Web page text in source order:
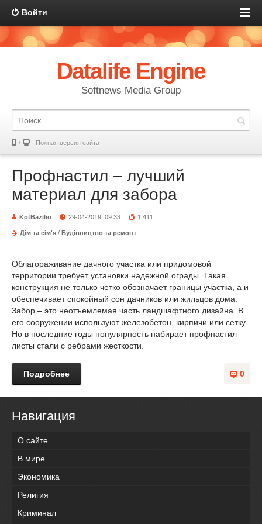
Войти
Datalife Engine
Softnews Media Group
Полная версия сайта
Профнастил – лучший
материал для забора
KotBazilio 29-04-2019, 09:33 1 411
Дім та сім'я / Будівництво та ремонт
Облагораживание дачного участка или придомовой
территории требует установки надежной ограды. Такая
конструкция не только четко обозначает границы участка, а и
обеспечивает спокойный сон дачников или жильцов дома.
Забор – это неотъемлемая часть ландшафтного дизайна. В
его сооружении используют железобетон, кирпичи или сетку.
Но в последние годы популярность набирает профнастил –
листы стали с ребрами жесткости.
0
Подробнее
Навигация
О сайте
В мире
Экономика
Религия
Криминал